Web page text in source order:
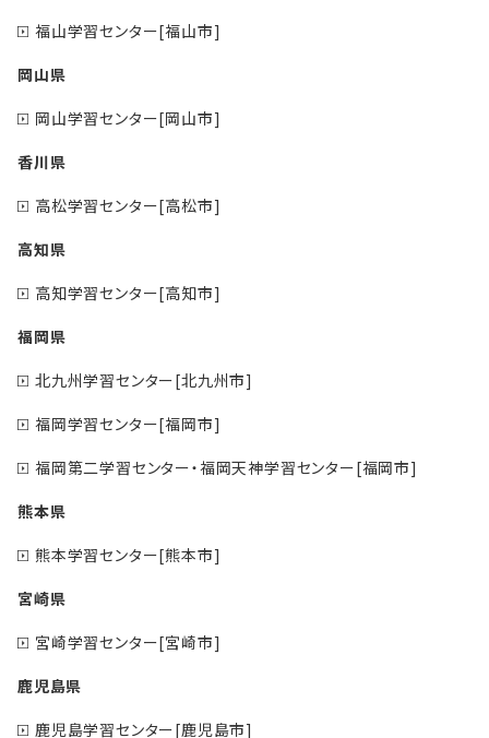
福山学習センター[福山市]
岡山県
岡山学習センター[岡山市]
香川県
高松学習センター[高松市]
高知県
高知学習センター[高知市]
福岡県
北九州学習センター[北九州市]
福岡学習センター[福岡市]
福岡第二学習センター・福岡天神学習センター[福岡市]
熊本県
熊本学習センター[熊本市]
宮崎県
宮崎学習センター[宮崎市]
鹿児島県
鹿児島学習センター[鹿児島市]